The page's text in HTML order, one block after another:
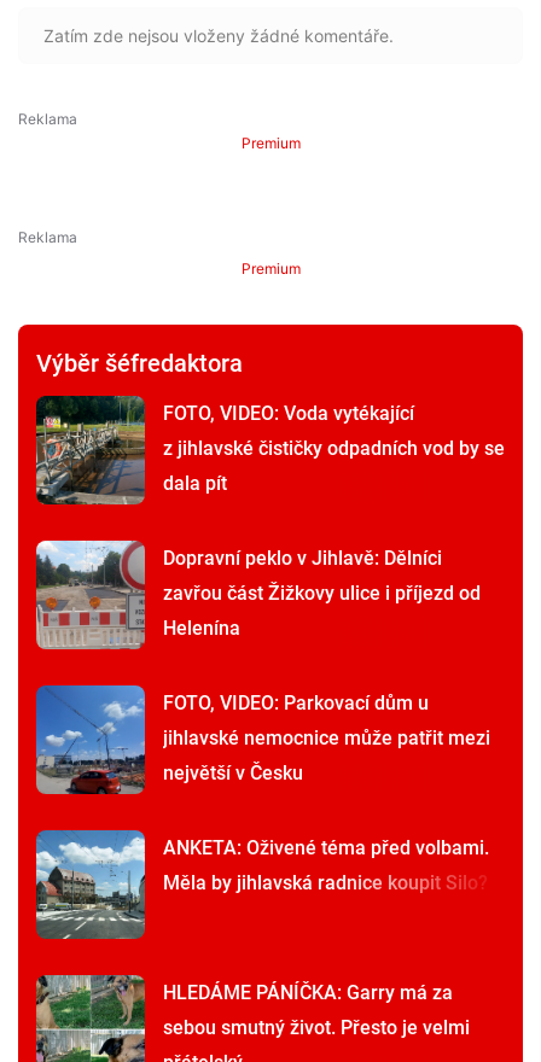
Zatím zde nejsou vloženy žádné komentáře.
Premium
Premium
Výběr šéfredaktora
FOTO, VIDEO: Voda vytékající
z jihlavské čističky odpadních vod by se
dala pít
Dopravní peklo v Jihlavě: Dělníci
zavřou část Žižkovy ulice i příjezd od
Helenína
FOTO, VIDEO: Parkovací dům u
jihlavské nemocnice může patřit mezi
největší v Česku
ANKETA: Oživené téma před volbami.
Měla by jihlavská radnice koupit Silo?
HLEDÁME PÁNÍČKA: Garry má za
sebou smutný život. Přesto je velmi